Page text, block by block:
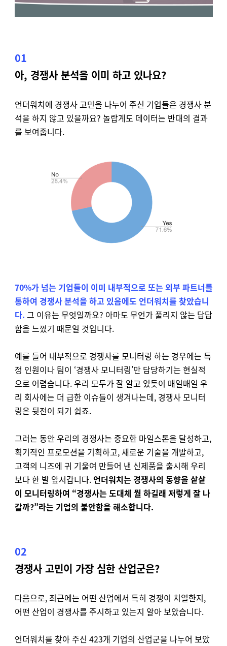
01
아, 경쟁사 분석을 이미 하고 있나요?
언더워치에 경쟁사 고민을 나누어 주신 기업들은 경쟁사 분
석을 하지 않고 있을까요? 놀랍게도 데이터는 반대의 결과
를 보여줍니다.
70%가 넘는 기업들이 이미 내부적으로 또는 외부 파트너를
통하여 경쟁사 분석을 하고 있음에도 언더워치를 찾았습니
다. 그 이유는 무엇일까요? 아마도 무언가 풀리지 않는 답답
함을 느꼈기 때문일 것입니다.
예를 들어 내부적으로 경쟁사를 모니터링 하는 경우에는 특
정 인원이나 팀이 ‘경쟁사 모니터링’만 담당하기는 현실적
으로 어렵습니다. 우리 모두가 잘 알고 있듯이 매일매일 우
리 회사에는 더 급한 이슈들이 생겨나는데, 경쟁사 모니터
링은 뒷전이 되기 쉽죠.
그러는 동안 우리의 경쟁사는 중요한 마일스톤을 달성하고,
획기적인 프로모션을 기획하고, 새로운 기술을 개발하고,
고객의 니즈에 귀 기울여 만들어 낸 신제품을 출시해 우리
보다 한 발 앞서갑니다.언더워치는 경쟁사의 동향을 샅샅
이 모니터링하여 “경쟁사는 도대체 뭘 하길래 저렇게 잘 나
갈까?”라는 기업의 불안함을 해소합니다.
02
경쟁사 고민이 가장 심한 산업군은?
다음으로, 최근에는 어떤 산업에서 특히 경쟁이 치열한지,
어떤 산업이 경쟁사를 주시하고 있는지 알아 보았습니다.
언더워치를 찾아 주신 423개 기업의 산업군을 나누어 보았